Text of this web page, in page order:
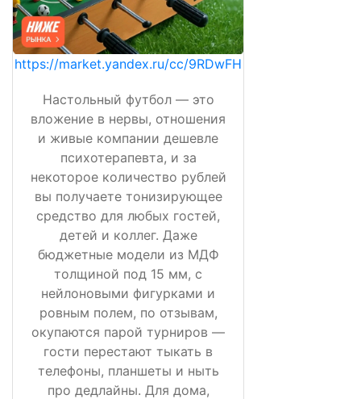
https://market.yandex.ru/cc/9RDwFH
Настольный футбол — это
вложение в нервы, отношения
и живые компании дешевле
психотерапевта, и за
некоторое количество рублей
вы получаете тонизирующее
средство для любых гостей,
детей и коллег. Даже
бюджетные модели из МДФ
толщиной под 15 мм, с
нейлоновыми фигурками и
ровным полем, по отзывам,
окупаются парой турниров —
гости перестают тыкать в
телефоны, планшеты и ныть
про дедлайны. Для дома,